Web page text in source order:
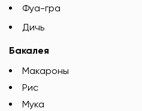
Фуа-гра
Дичь
Бакалея
Макароны
Рис
Мука